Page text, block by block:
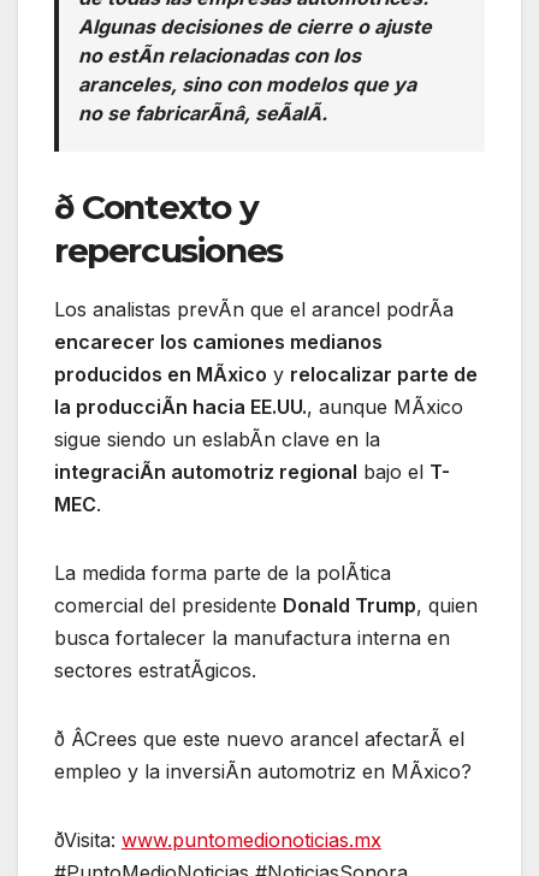
Algunas decisiones de cierre o ajuste
no estÃn relacionadas con los
aranceles, sino con modelos que ya
no se fabricarÃnâ, seÃalÃ.
ð Contexto y
repercusiones
Los analistas prevÃn que el arancel podrÃa
encarecer los camiones medianos
producidos en MÃxico y relocalizar parte de
la producciÃn hacia EE.UU., aunque MÃxico
sigue siendo un eslabÃn clave en la
integraciÃn automotriz regional bajo el T-
MEC.
La medida forma parte de la polÃtica
comercial del presidente Donald Trump, quien
busca fortalecer la manufactura interna en
sectores estratÃgicos.
ð ÂCrees que este nuevo arancel afectarÃ el
empleo y la inversiÃn automotriz en MÃxico?
ðVisita: www.puntomedionoticias.mx